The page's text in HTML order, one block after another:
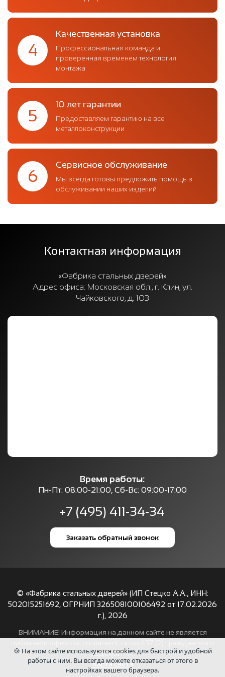
4
Качественная установка
Профессиональная команда и
проверенная временем технология
монтажа
5
10 лет гарантии
Предоставляем гарантию на все
металлоконструкции
6
Сервисное обслуживание
Мы всегда готовы предложить помощь в
обслуживании наших изделий
Контактная информация
«Фабрика стальных дверей»
Адрес офиса: Московская обл., г. Клин, ул.
Чайковского, д. 103
Время работы:
Пн-Пт: 08:00-21:00, Сб-Вс: 09:00-17:00
+7 (495) 411-34-34
Заказать обратный звонок
© «Фабрика стальных дверей» (ИП Стецко А.А., ИНН:
502015251692, ОГРНИП 326508100106492 от 17.02.2026
г.), 2026
ВНИМАНИЕ! Информация на данном сайте не является
кодекса РФ.
Карта сайта
🍪 На этом сайте используются cookies для быстрой и удобной
работы с ним. Вы всегда можете отказаться от этого в
настройках вашего браузера.